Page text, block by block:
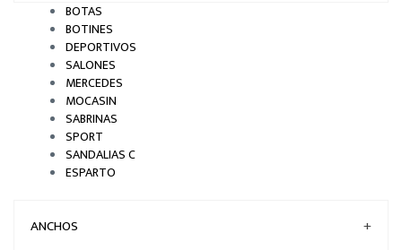
BOTAS
BOTINES
DEPORTIVOS
SALONES
MERCEDES
MOCASIN
SABRINAS
SPORT
SANDALIAS C
ESPARTO
ANCHOS +